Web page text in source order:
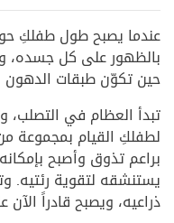
بالظهور على كل جسده،
حين تكوّن طبقات الدهون
تبدأ العظام في التصلب،
لطفلكِ القيام بمجموعة
براعم تذوق وأصبح
يستنشقه لتقوية رئتيه.
ذراعيه، ويصبح قادراً